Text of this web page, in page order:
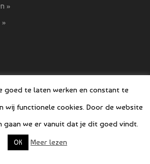
»
2021-2022
goed te laten werken en constant te
wij functionele cookies. Door de website
gaan we er vanuit dat je dit goed vindt.
OK Meer lezen